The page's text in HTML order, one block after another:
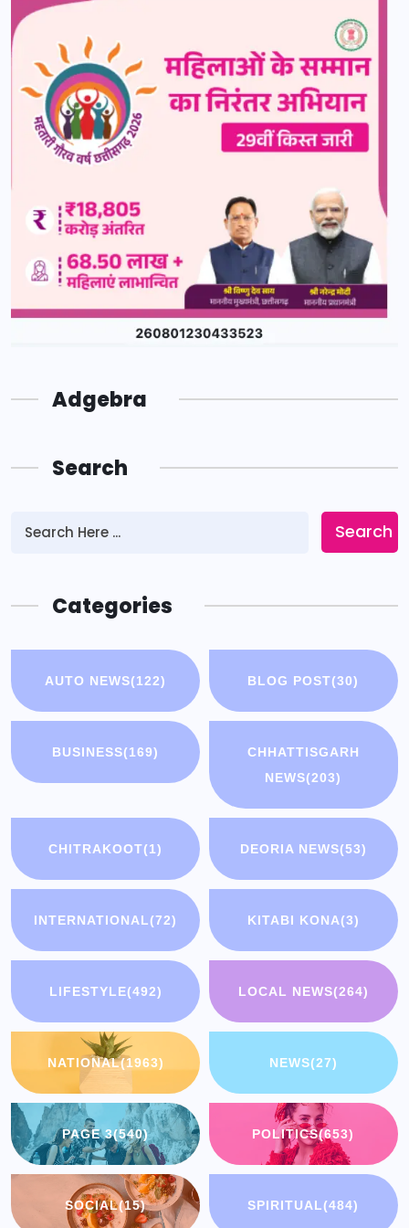
Adgebra
Search
Search
Categories
AUTO NEWS(122) BLOG POST(30)
BUSINESS(169)
CHHATTISGARH
NEWS(203)
CHITRAKOOT(1) DEORIA NEWS(53)
INTERNATIONAL(72) KITABI KONA(3)
LIFESTYLE(492) LOCAL NEWS(264)
NATIONAL(1963) NEWS(27)
PAGE 3(540) POLITICS(653)
SOCIAL(15) SPIRITUAL(484)